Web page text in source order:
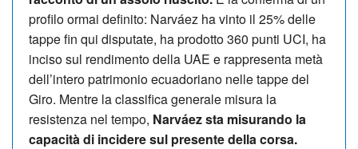
profilo ormai definito: Narváez ha vinto il 25% delle
tappe fin qui disputate, ha prodotto 360 punti UCI, ha
inciso sul rendimento della UAE e rappresenta metà
dell’intero patrimonio ecuadoriano nelle tappe del
Giro. Mentre la classifica generale misura la
resistenza nel tempo, Narváez sta misurando la
capacità di incidere sul presente della corsa.